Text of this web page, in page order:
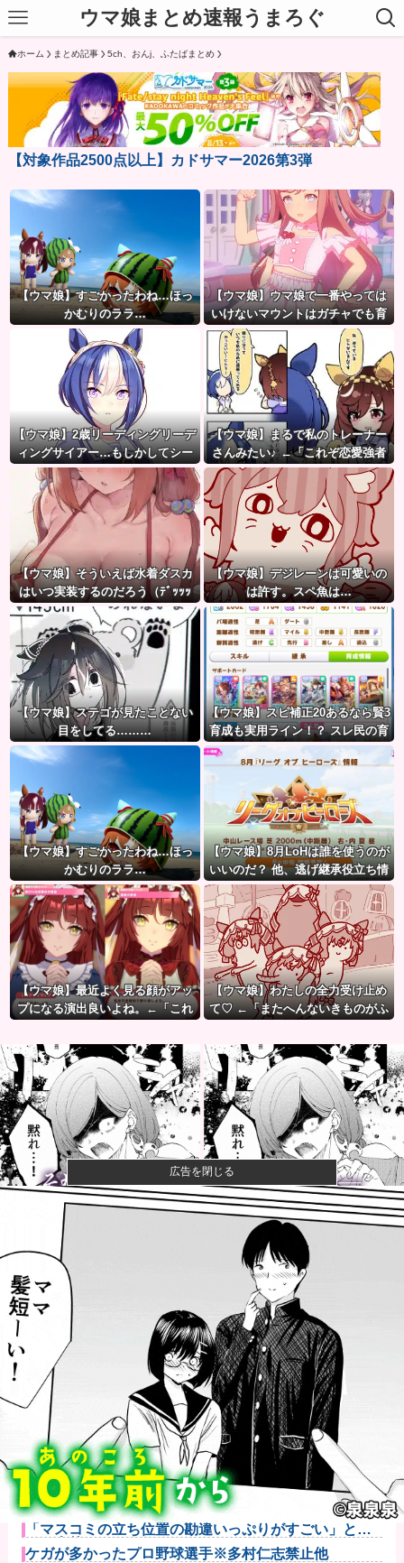
ウマ娘まとめ速報うまろぐ
ホーム まとめ記事 5ch、おんj、ふたばまとめ
【対象作品2500点以上】カドサマー2026第3弾
【ウマ娘】すごかったわね…ほっ
かむりのララ…
【ウマ娘】ウマ娘で一番やっては
いけないマウントはガチャでも育
成でもグッズでもなく、これ。
【ウマ娘】2歳リーディングリーデ
ィングサイアー…もしかしてシー
ザリオって凄いのでは？
【ウマ娘】まるで私のトレーナー
さんみたい♪ ←「これぞ恋愛強者
スペ一族…」
【ウマ娘】そういえば水着ダスカ
はいつ実装するのだろう（ﾃﾞｯｯｯ
【ウマ娘】デジレーンは可愛いの
は許す。スペ魚は…
【ウマ娘】ステゴが見たことない
目をしてる………
【ウマ娘】スピ補正20あるなら賢3
育成も実用ライン！？ スレ民の育
成した夏ドーベルが仕上がりつつ
ある件
【ウマ娘】すごかったわね…ほっ
かむりのララ…
【ウマ娘】8月LoHは誰を使うのが
いいのだ？ 他、逃げ継承役立ち情
報など
【ウマ娘】最近よく見る顔がアッ
プになる演出良いよね。←「これ
【ウマ娘】わたしの全力受け止め
て♡ ←「またへんないきものがふ
【画像】コスプレイヤーが死ぬ気で痩せた結果ｗｗｗ
ｗ
【動画】大阪府警に射殺されたオッサン、めちゃめち
ゃ苦しそうに...
町の弁当屋「申し訳ないが消費税1%になったらその分
商品代を値...
【悲報】大学生の頃に出会った小学生と結婚した男、
めちゃくちゃ...
「マスコミの立ち位置の勘違いっぷりがすごい」と報
ステ大越キャ...
ケガが多かったプロ野球選手※多村仁志禁止他
広告を閉じる